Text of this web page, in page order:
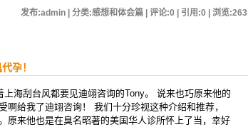
发布:admin | 分类:感想和体会篇 | 评论:0 | 引用:0 | 浏览:263
孕！
海刮台风都要见迪翊咨询的Tony。 说来也巧原来他的
给我了迪翊咨询！ 我们十分珍视这种介绍和推荐，
原来他也是在臭名昭著的美国华人诊所怀上了当，幸好